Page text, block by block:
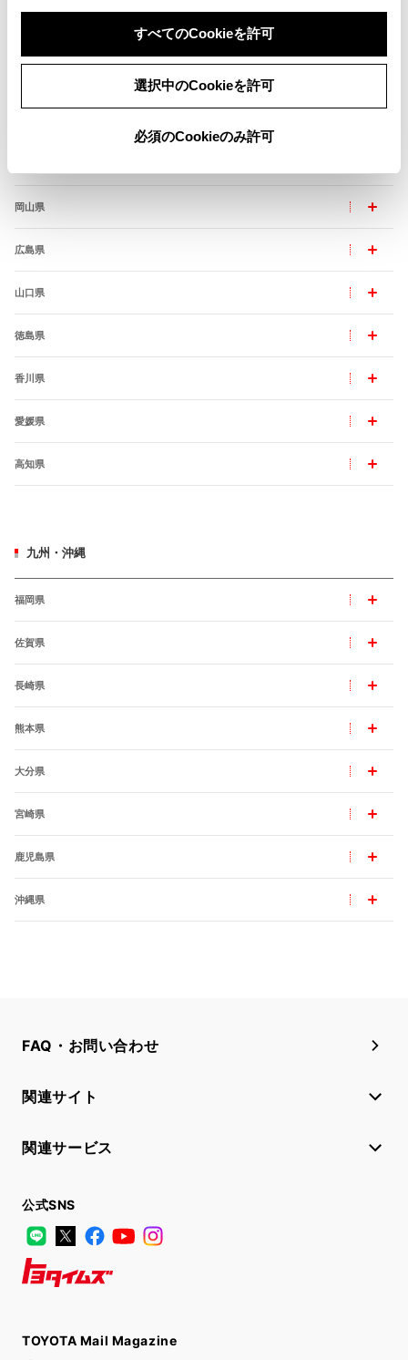
すべてのCookieを許可
選択中のCookieを許可
必須のCookieのみ許可
岡山県
広島県
山口県
徳島県
香川県
愛媛県
高知県
九州・沖縄
福岡県
佐賀県
長崎県
熊本県
大分県
宮崎県
鹿児島県
沖縄県
FAQ・お問い合わせ
関連サイト
関連サービス
公式SNS
LINE
X FacebookYouTube
TOYOTA Mail Magazine